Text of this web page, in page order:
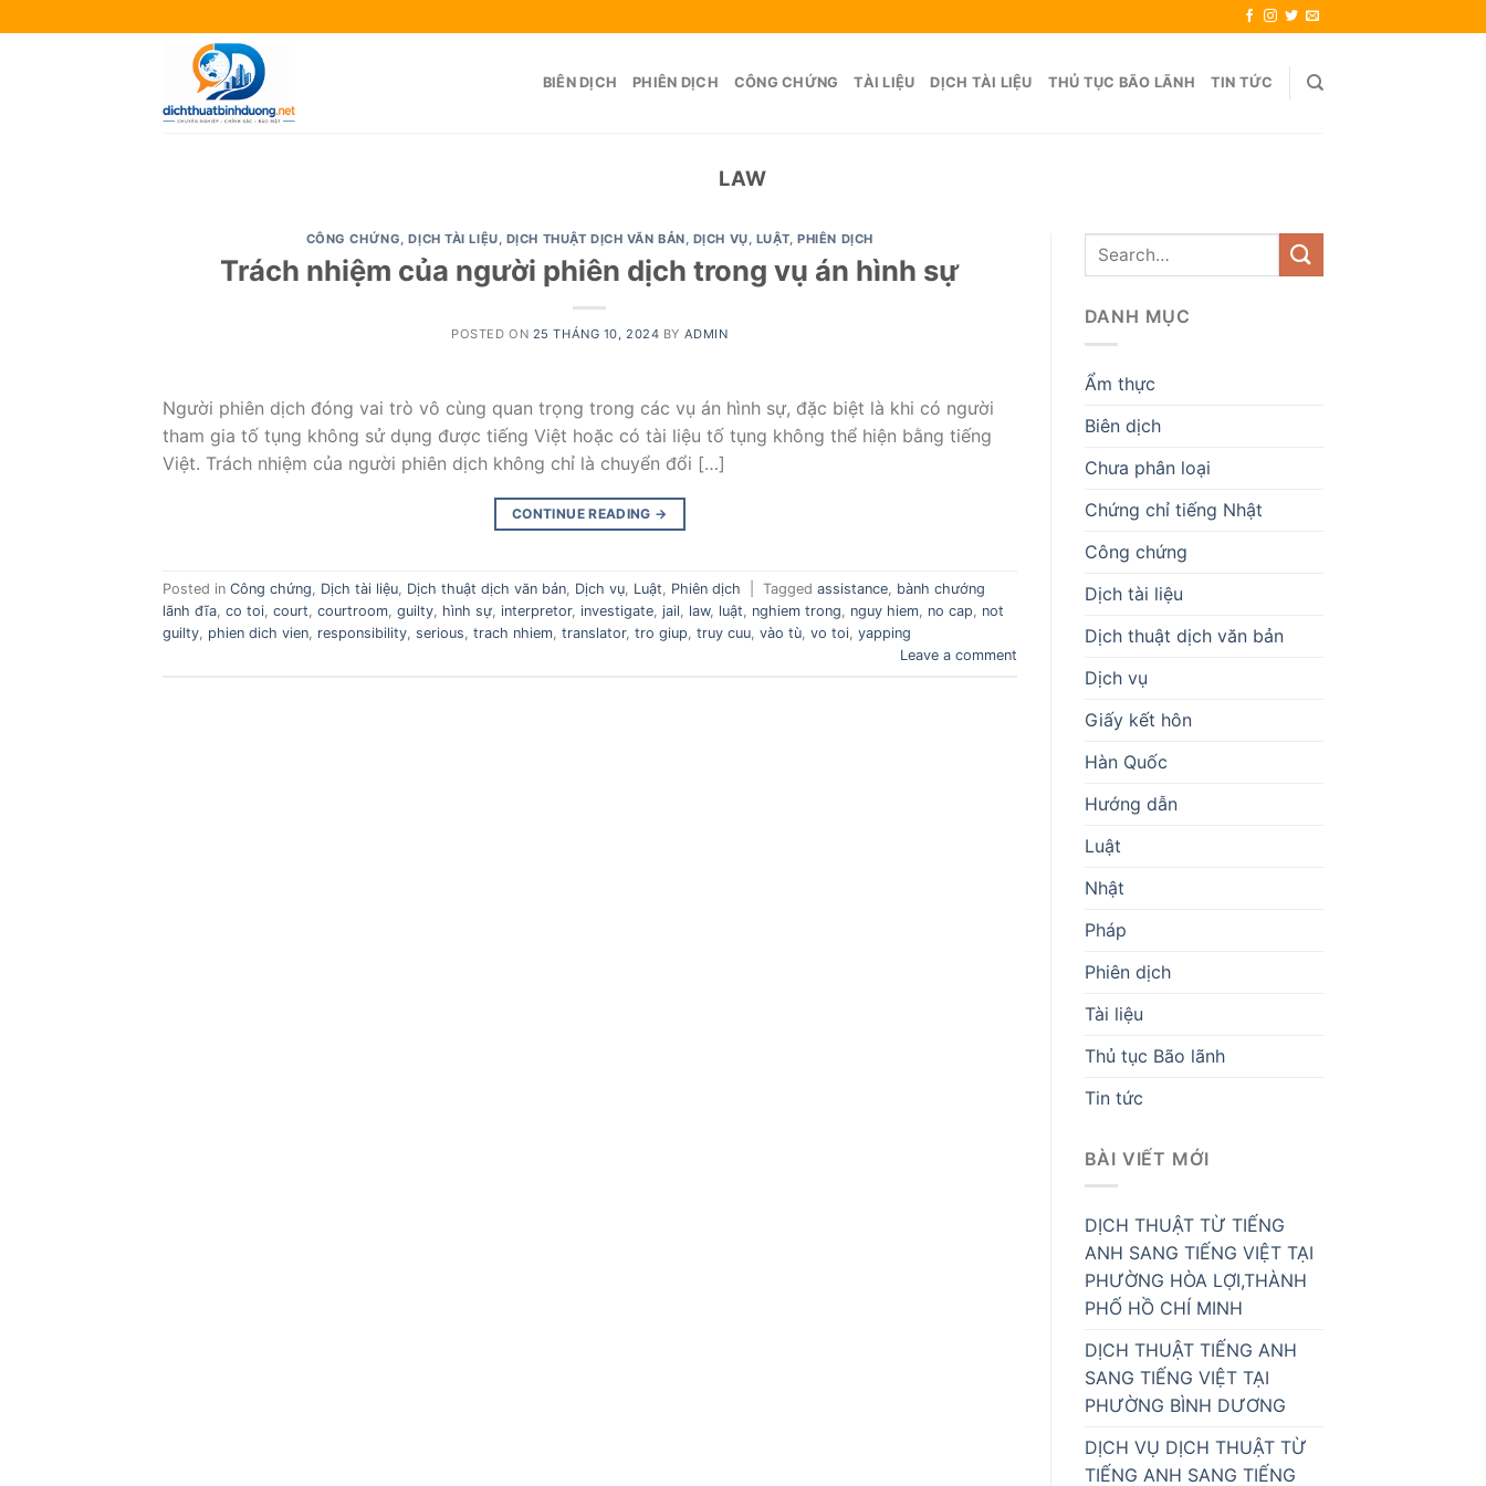
to
BIÊN DỊCH PHIÊN DỊCH CÔNG CHỨNG TÀI LIỆU DỊCH TÀI LIỆU THỦ TỤC BÃO LÃNH TIN TỨC
LAW
CÔNG CHỨNG,DỊCH TÀI LIỆU, DỊCH THUẬT DỊCH VĂN BẢN, DỊCH VỤ, LUẬT,PHIÊN DỊCH
Trách nhiệm của người phiên dịch trong vụ án hình sự
POSTED ON 25 THÁNG 10, 2024 BY ADMIN
Người phiên dịch đóng vai trò vô cùng quan trọng trong các vụ án hình sự, đặc biệt là khi có người
tham gia tố tụng không sử dụng được tiếng Việt hoặc có tài liệu tố tụng không thể hiện bằng tiếng
Việt. Trách nhiệm của người phiên dịch không chỉ là chuyển đổi […]
CONTINUE READING →
Posted in Công chứng, Dịch tài liệu, Dịch thuật dịch văn bản, Dịch vụ, Luật, Phiên dịch Tagged assistance, bành chướng
lãnh đĩa, co toi, court, courtroom, guilty, hình sự, interpretor, investigate, jail, law, luật, nghiem trong, nguy hiem, no cap, not
guilty, phien dich vien, responsibility, serious, trach nhiem, translator, tro giup, truy cuu, vào tù, vo toi, yapping
Leave a comment
DANH MỤC
Ẩm thực
Biên dịch
Chưa phân loại
Chứng chỉ tiếng Nhật
Công chứng
Dịch tài liệu
Dịch thuật dịch văn bản
Dịch vụ
Giấy kết hôn
Hàn Quốc
Hướng dẫn
Luật
Nhật
Pháp
Phiên dịch
Tài liệu
Thủ tục Bão lãnh
Tin tức
BÀI VIẾT MỚI
DỊCH THUẬT TỪ TIẾNG
ANH SANG TIẾNG VIỆT TẠI
PHƯỜNG HÒA LỢI,THÀNH
PHỐ HỒ CHÍ MINH
DỊCH THUẬT TIẾNG ANH
SANG TIẾNG VIỆT TẠI
PHƯỜNG BÌNH DƯƠNG
DỊCH VỤ DỊCH THUẬT TỪ
TIẾNG ANH SANG TIẾNG